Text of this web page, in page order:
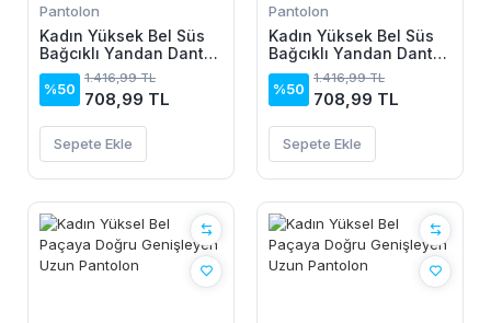
Pantolon
Kadın Yüksek Bel Süs
Bağcıklı Yandan Dantel
Detay Uzun Pantolon
%50
1.416,99 TL
708,99 TL
Sepete Ekle
Pantolon
Kadın Yüksek Bel Süs
Bağcıklı Yandan Dantel
Detay Uzun Pantolon
%50
1.416,99 TL
708,99 TL
Sepete Ekle